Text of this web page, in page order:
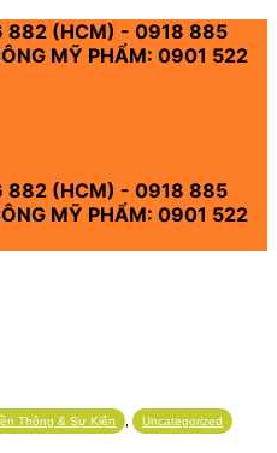
882 (HCM) - 0918 885
MỸ PHẨM: 0901 522
882 (HCM) - 0918 885
MỸ PHẨM: 0901 522
Thông & Sự Kiện Uncategorized